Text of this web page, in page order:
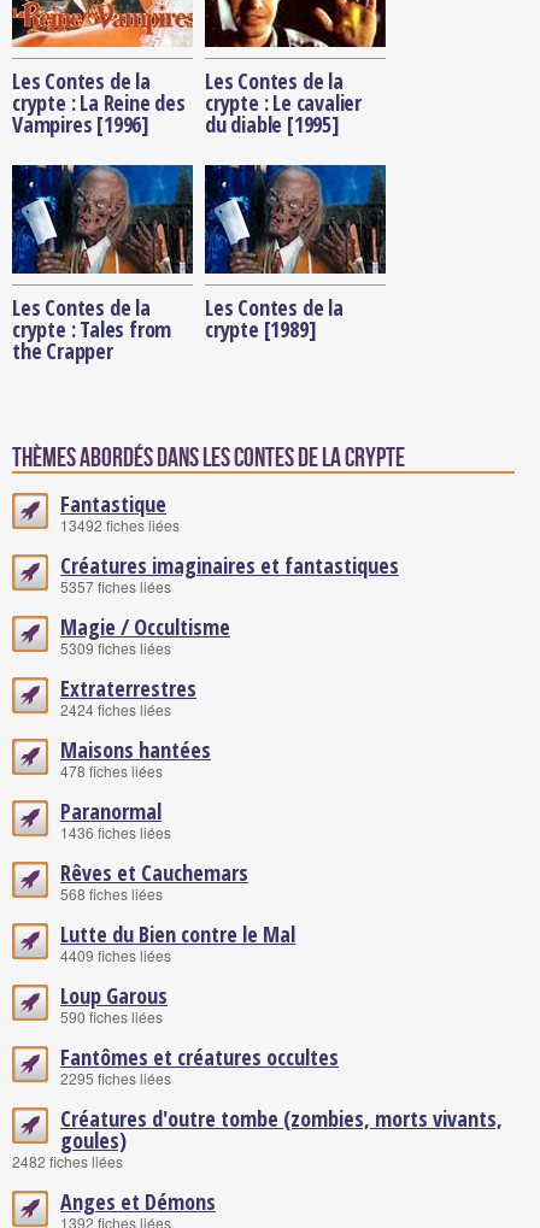
Les Contes de la
crypte : La Reine des
Vampires [1996]
Les Contes de la
crypte : Le cavalier
du diable [1995]
Les Contes de la
crypte : Tales from
the Crapper
Les Contes de la
crypte [1989]
Thèmes abordés dans Les Contes de la crypte
Fantastique
13492 fiches liées
Créatures imaginaires et fantastiques
5357 fiches liées
Magie / Occultisme
5309 fiches liées
Extraterrestres
2424 fiches liées
Maisons hantées
478 fiches liées
Paranormal
1436 fiches liées
Rêves et Cauchemars
568 fiches liées
Lutte du Bien contre le Mal
4409 fiches liées
Loup Garous
590 fiches liées
Fantômes et créatures occultes
2295 fiches liées
Créatures d'outre tombe (zombies, morts vivants,
goules)
2482 fiches liées
Anges et Démons
1392 fiches liées